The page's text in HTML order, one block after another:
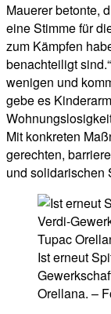
Mauerer betonte,
eine Stimme für
zum Kämpfen
benachteiligt
wenigen und
gebe es
Mit konkreten
gerechten,
und solidarischen
Ist erneut
Orellana. –